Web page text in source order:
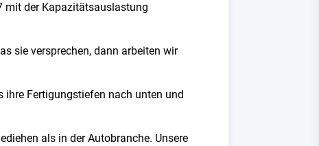
mit der Kapazitätsauslastung
sie versprechen, dann arbeiten wir
ihre Fertigungstiefen nach unten und
als in der Autobranche. Unsere